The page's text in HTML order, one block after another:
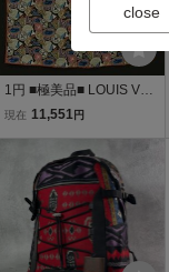
1円 ■極美品■ LOUIS VUIT
TON ルイヴィトン シルク
レディース メンズ ベージ
ュ系×マルチカラー FY38
現在 11,551円
close